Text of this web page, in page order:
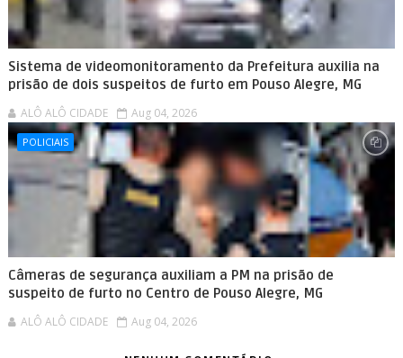
Sistema de videomonitoramento da Prefeitura auxilia na
prisão de dois suspeitos de furto em Pouso Alegre, MG
ALÔ ALÔ CIDADE Aug 04, 2026
POLICIAIS
Câmeras de segurança auxiliam a PM na prisão de
suspeito de furto no Centro de Pouso Alegre, MG
ALÔ ALÔ CIDADE Aug 04, 2026